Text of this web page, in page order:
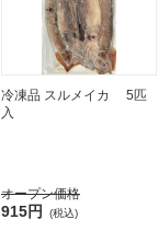
冷凍品 スルメイカ 5匹
入
オープン価格
915円 (税込)